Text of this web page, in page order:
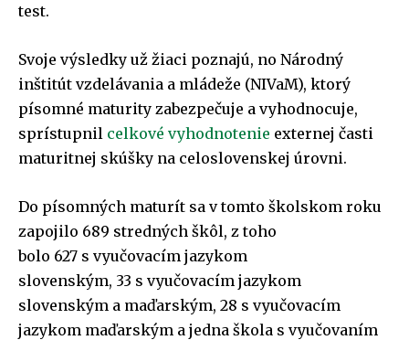
test.
Svoje výsledky už žiaci poznajú, no Národný
inštitút vzdelávania a mládeže (NIVaM), ktorý
písomné maturity zabezpečuje a vyhodnocuje,
sprístupnil celkové vyhodnotenie externej časti
maturitnej skúšky na celoslovenskej úrovni.
Do písomných maturít sa v tomto školskom roku
zapojilo 689 stredných škôl, z toho
bolo 627 s vyučovacím jazykom
slovenským, 33 s vyučovacím jazykom
slovenským a maďarským, 28 s vyučovacím
jazykom maďarským a jedna škola s vyučovaním